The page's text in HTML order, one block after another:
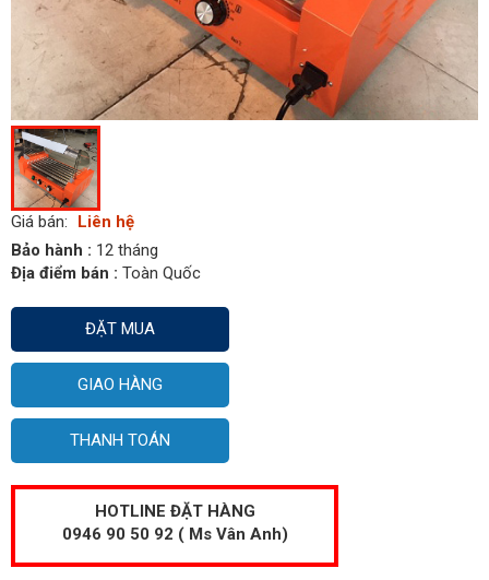
Giá bán:
Liên hệ
Bảo hành : 12 tháng
Địa điểm bán : Toàn Quốc
ĐẶT MUA
GIAO HÀNG
THANH TOÁN
HOTLINE ĐẶT HÀNG
0946 90 50 92 ( Ms Vân Anh)